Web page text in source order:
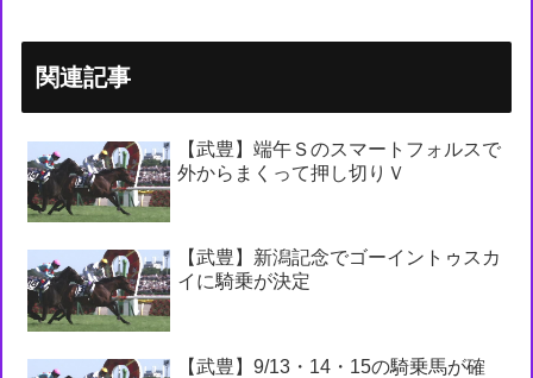
関連記事
【武豊】端午Ｓのスマートフォルスで
外からまくって押し切りＶ
【武豊】新潟記念でゴーイントゥスカ
イに騎乗が決定
【武豊】9/13・14・15の騎乗馬が確